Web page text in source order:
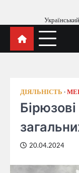
вмісту
ДІЯЛЬНІСТЬ
Бірюзові
20.04.2024